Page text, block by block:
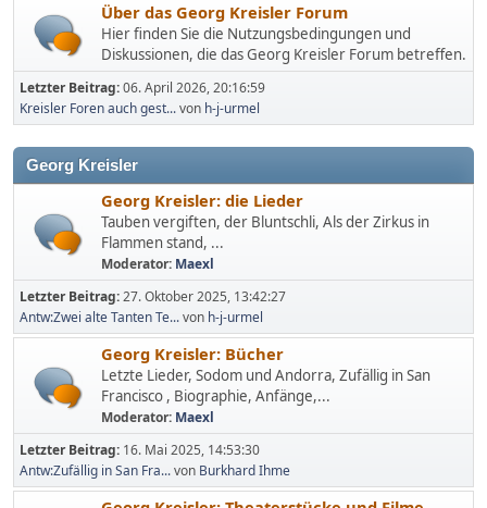
Über das Georg Kreisler Forum
Hier finden Sie die Nutzungsbedingungen und
Diskussionen, die das Georg Kreisler Forum betreffen.
Letzter Beitrag:06. April 2026, 20:16:59
Kreisler Foren auch gest...von h-j-urmel
Georg Kreisler
Georg Kreisler: die Lieder
Tauben vergiften, der Bluntschli, Als der Zirkus in
Flammen stand, ...
Moderator: Maexl
Letzter Beitrag:27. Oktober 2025, 13:42:27
Antw:Zwei alte Tanten Te...von h-j-urmel
Georg Kreisler: Bücher
Letzte Lieder, Sodom und Andorra, Zufällig in San
Francisco , Biographie, Anfänge,...
Moderator: Maexl
Letzter Beitrag: 16. Mai 2025, 14:53:30
Antw:Zufällig in San Fra...von Burkhard Ihme